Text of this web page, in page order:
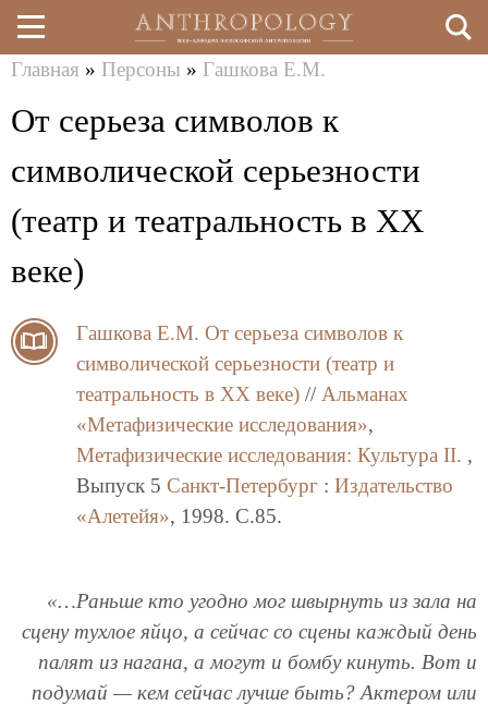
Перейти
к
здесь
Главная » Персоны » Гашкова Е.М.
От серьеза символов к
символической серьезности
(театр и театральность в ХХ
веке)
Гашкова Е.М. От серьеза символов к
символической серьезности (театр и
театральность в ХХ веке) // Альманах
«Метафизические исследования»,
Метафизические исследования: Культура II. ,
Выпуск 5 Санкт-Петербург : Издательство
«Алетейя», 1998. C.85.
«…Раньше кто угодно мог швырнуть из зала на
сцену тухлое яйцо, а сейчас со сцены каждый день
палят из нагана, а могут и бомбу кинуть. Вот и
подумай — кем сейчас лучше быть? Актером или